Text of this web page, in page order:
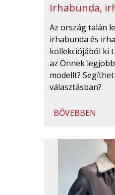
Irhabunda,
Az ország talán
irhabunda és
kollekciójából ki
az Önnek
modellt?
választásban?
BŐVEBBEN